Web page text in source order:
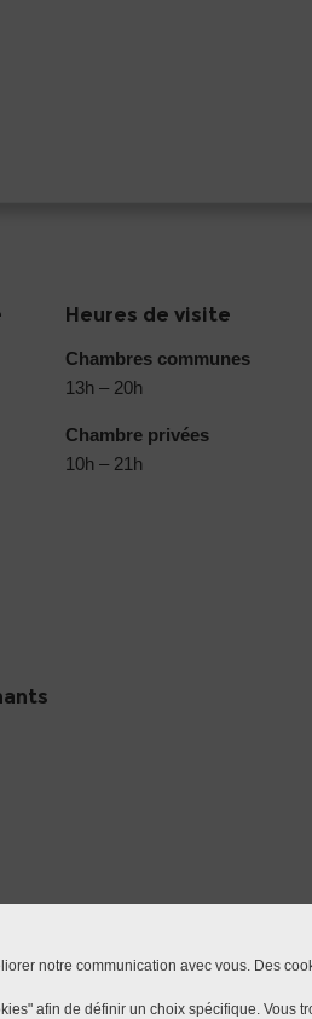
Heures de visite
Chambres communes
13h – 20h
Chambre privées
10h – 21h
notre communication avec vous. Des
afin de définir un choix spécifique. Vous